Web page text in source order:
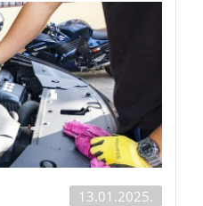
13.01.2025.